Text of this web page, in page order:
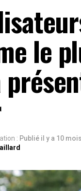
le
: Publié il y a 10 mois